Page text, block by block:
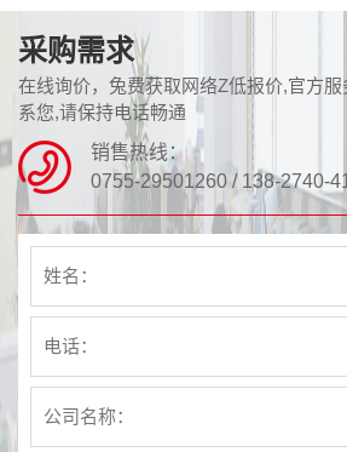
采购需求
在线询价，兔费获取网络Z低报价,官方
系您,请保持电话畅通
销售热线：
0755-29501260 / 138-2740-